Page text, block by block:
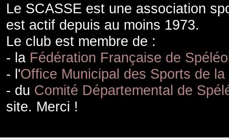
Le SCASSE est une association
est actif depuis au moins 1973.
Le club est membre de :
- la Fédération Française de
- l'Office Municipal des Sports de
- du Comité Départemental de
site. Merci !